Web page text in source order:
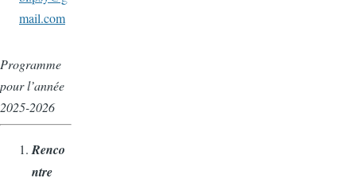
mail.com
Programme
pour l’année
2025-2026
Renco
ntre